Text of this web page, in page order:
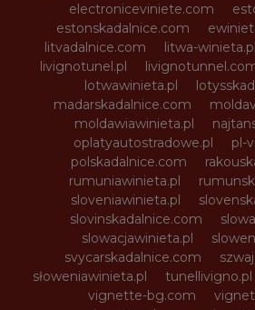
electroniceviniete.com
estonskadalnice.com
litvadalnice.com
litwa-winieta.pl
livignotunel.pl
lotwawinieta.pl
madarskadalnice.com
moldawiawinieta.pl
oplatyautostradowe.pl
pl-
polskadalnice.com
rumuniawinieta.pl
sloveniawinieta.pl
slovinskadalnice.com
slowacjawinieta.pl
svycarskadalnice.com
słoweniawinieta.pl
tunellivigno.pl
vignette-bg.com